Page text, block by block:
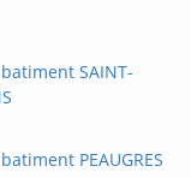
SAINT-
PEAUGRES